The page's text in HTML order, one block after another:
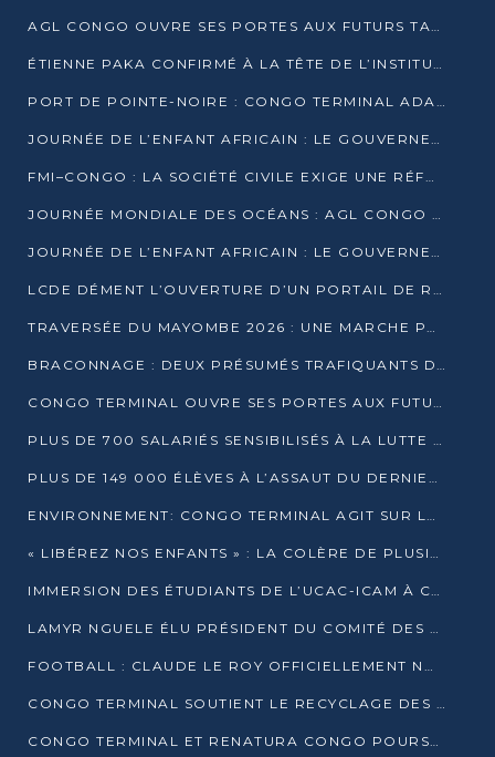
AGL CONGO OUVRE SES PORTES AUX FUTURS TALENTS DE LA LOGISTIQUE
ÉTIENNE PAKA CONFIRMÉ À LA TÊTE DE L’INSTITUT GÉOGRAPHIQUE NATIONAL
PORT DE POINTE-NOIRE : CONGO TERMINAL ADAPTE SON DRAGAGE AUX SABLES BITUMINEUX
JOURNÉE DE L’ENFANT AFRICAIN : LE GOUVERNEMENT RÉAFFIRME SON ENGAGEMENT POUR L’ACCÈS À L’EAU ET À L’ASSAINISSEMENT
FMI–CONGO : LA SOCIÉTÉ CIVILE EXIGE UNE RÉFORME DE LA FISCALITÉ PÉTROLIÈRE
JOURNÉE MONDIALE DES OCÉANS : AGL CONGO MOBILISE SES COLLABORATEURS POUR LA PRÉSERVATION DE LA BIODIVERSITÉ MARINE
JOURNÉE DE L’ENFANT AFRICAIN : LE GOUVERNEMENT MOBILISÉ POUR L’HYGIÈNE DANS LES ORPHELINATS
LCDE DÉMENT L’OUVERTURE D’UN PORTAIL DE RECRUTEMENT ET APPELLE À LA VIGILANCE
TRAVERSÉE DU MAYOMBE 2026 : UNE MARCHE POUR SENSIBILISER ET DÉPISTER AU DIABÈTE
BRACONNAGE : DEUX PRÉSUMÉS TRAFIQUANTS D’HIPPOPOTAME ÉCROUÉS À BRAZZAVILLE
CONGO TERMINAL OUVRE SES PORTES AUX FUTURS INGÉNIEURS DE L’UCAC-ICAM
PLUS DE 700 SALARIÉS SENSIBILISÉS À LA LUTTE CONTRE LA TUBERCULOSE À CONGO TERMINAL
PLUS DE 149 000 ÉLÈVES À L’ASSAUT DU DERNIER CEPE
ENVIRONNEMENT: CONGO TERMINAL AGIT SUR LE TERRAIN ET FORME LES PLUS JEUNES
« LIBÉREZ NOS ENFANTS » : LA COLÈRE DE PLUSIEURS MÈRES À BRAZZAVILLE CONTRE LA DGSP
IMMERSION DES ÉTUDIANTS DE L’UCAC-ICAM À CONGO TERMINAL
LAMYR NGUELE ÉLU PRÉSIDENT DU COMITÉ DES MEMBRES D’HONNEUR DU PCT
FOOTBALL : CLAUDE LE ROY OFFICIELLEMENT NOMMÉ SÉLECTIONNEUR DU CONGO
CONGO TERMINAL SOUTIENT LE RECYCLAGE DES DÉCHETS PLASTIQUES À POINTE-NOIRE
CONGO TERMINAL ET RENATURA CONGO POURSUIVENT LEUR COMBAT POUR LA BIODIVERSITÉ